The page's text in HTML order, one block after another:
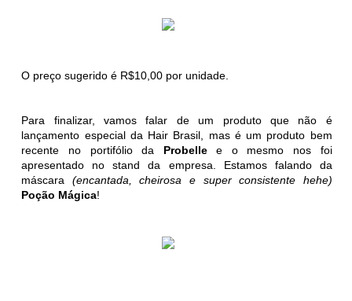
O preço sugerido é R$10,00 por unidade.
Para finalizar, vamos falar de um produto que não é
lançamento especial da Hair Brasil, mas é um produto bem
recente no portifólio da Probellee o mesmo nos foi
apresentado no stand da empresa. Estamos falando da
máscara (encantada, cheirosa e super consistente hehe)
Poção Mágica!